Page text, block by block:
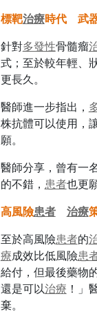
標靶治療時代 武器
針對多發性骨髓瘤
式；至於較年輕、
更長久。
醫師進一步指出，
株抗體可以使用，
願。
醫師分享，曾有一
的不錯， 患者也更
高風險患者 治療
至於高風險患者的
療成效比低風險患
給付，但最後藥物
還是可以治療 ！」
棄。